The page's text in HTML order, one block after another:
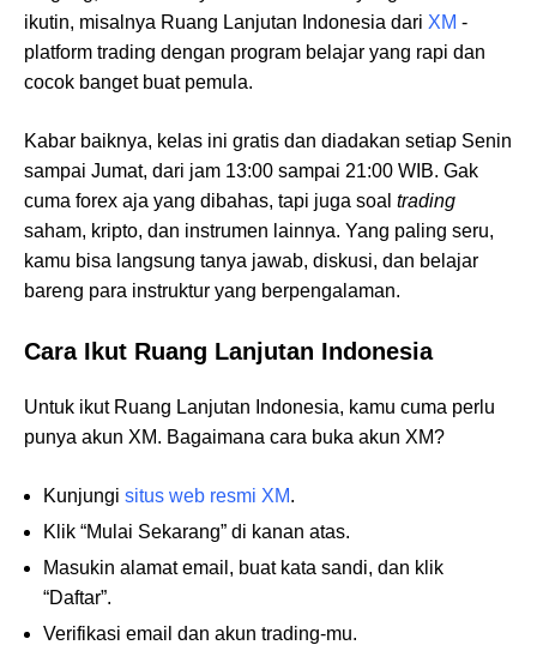
ikutin, misalnya Ruang Lanjutan Indonesia dari XM -
platform trading dengan program belajar yang rapi dan
cocok banget buat pemula.
Kabar baiknya, kelas ini gratis dan diadakan setiap Senin
sampai Jumat, dari jam 13:00 sampai 21:00 WIB. Gak
cuma forex aja yang dibahas, tapi juga soal trading
saham, kripto, dan instrumen lainnya. Yang paling seru,
kamu bisa langsung tanya jawab, diskusi, dan belajar
bareng para instruktur yang berpengalaman.
Cara Ikut Ruang Lanjutan Indonesia
Untuk ikut Ruang Lanjutan Indonesia, kamu cuma perlu
punya akun XM. Bagaimana cara buka akun XM?
Kunjungi situs web resmi XM.
Klik “Mulai Sekarang” di kanan atas.
Masukin alamat email, buat kata sandi, dan klik
“Daftar”.
Verifikasi email dan akun trading-mu.